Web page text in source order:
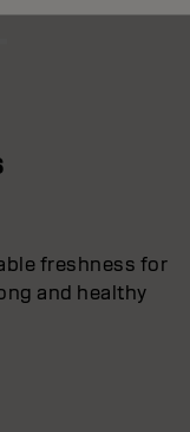
freshness for
and healthy